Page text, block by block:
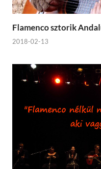
Flamenco sztorik
2018-02-13